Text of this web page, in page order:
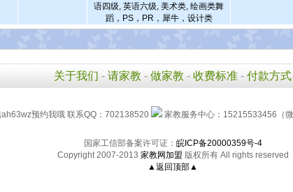
语四级, 英语六级, 美术类, 绘画类舞
蹈，PS，PR，犀牛，设计类
关于我们 - 请家教 - 做家教 - 收费标准 - 付款方式
预约我哦 联系QQ：702138520 家教服务中心：15215533456（
国家工信部备案许可证： 皖ICP备20000359号-4
Copyright 2007-2013 家教网加盟 版权所有 All rights reserved
▲返回顶部▲